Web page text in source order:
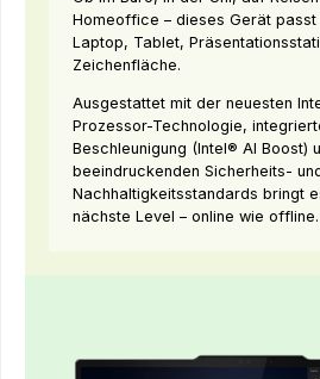
Homeoffice – dieses Gerät passt
Laptop, Tablet,
Zeichenfläche.
Ausgestattet mit der neuesten
Prozessor-Technologie,
Beschleunigung (Intel® AI Boost)
beeindruckenden Sicherheits-
Nachhaltigkeitsstandards bringt
nächste Level – online wie offline.